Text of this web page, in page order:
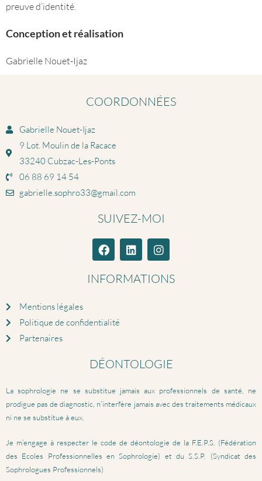
preuve d’identité.
Conception et réalisation
Gabrielle Nouet-Ijaz
COORDONNÉES
Gabrielle Nouet-Ijaz
9 Lot. Moulin de la Racace
33240 Cubzac-Les-Ponts
06 88 69 14 54
gabrielle.sophro33@gmail.com
SUIVEZ-MOI
INFORMATIONS
Mentions légales
Politique de confidentialité
Partenaires
DÉONTOLOGIE
La sophrologie ne se substitue jamais aux professionnels de santé, ne
prodigue pas de diagnostic, n’interfère jamais avec des traitements médicaux
ni ne se substitue à eux.
Je m’engage à respecter le code de déontologie de la F.E.P.S. (Fédération
des Ecoles Professionnelles en Sophrologie) et du S.S.P. (Syndicat des
Sophrologues Professionnels)